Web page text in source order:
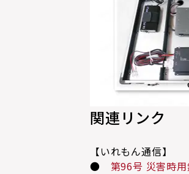
関連リンク
【いれもん通信】
● 第96号 災害時